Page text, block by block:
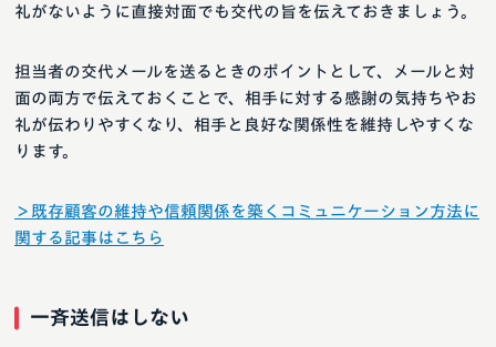
礼がないように直接対面でも交代の旨を伝えておきましょう。
担当者の交代メールを送るときのポイントとして、メールと対
面の両方で伝えておくことで、相手に対する感謝の気持ちやお
礼が伝わりやすくなり、相手と良好な関係性を維持しやすくな
ります。
＞既存顧客の維持や信頼関係を築くコミュニケーション方法に
関する記事はこちら
一斉送信はしない